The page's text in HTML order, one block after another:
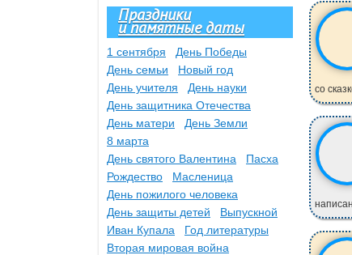
со
Праздники
и памятные даты
1 сентября
День Победы
День семьи
Новый год
День учителя
День науки
День защитника Отечества
День матери
День Земли
8 марта
День святого Валентина
Пасха
Рождество
Масленица
День пожилого человека
День защиты детей
Выпускной
Иван Купала
Год литературы
Вторая мировая война